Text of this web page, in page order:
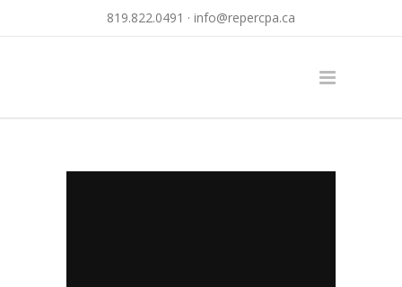
819.822.0491 · info@repercpa.ca